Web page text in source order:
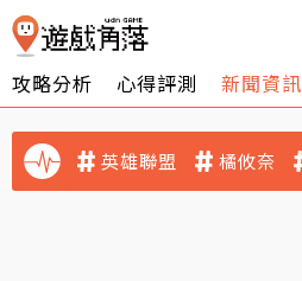
攻略分析 心得評測 新聞資訊
英雄聯盟 橘攸奈